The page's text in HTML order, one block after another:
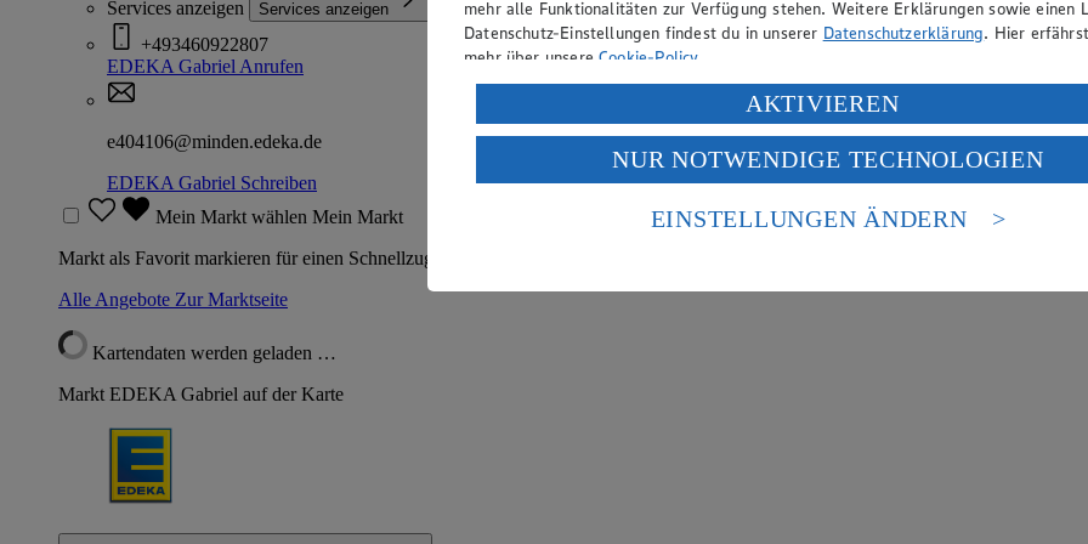
Services anzeigen Services anzeigen
+493460922807
EDEKA Gabriel Anrufen
e404106@minden.edeka.de
EDEKA Gabriel Schreiben
Mein Markt wählen Mein Markt
Markt als Favorit markieren für einen Schnellzugriff
Alle Angebote Zur Marktseite
Kartendaten werden geladen …
Markt EDEKA Gabriel auf der Karte
mehr alle Funktionalitäten zur Verfügung stehen. Weitere Erklärungen sowie einen
Datenschutz-Einstellungen findest du in unserer Datenschutzerklärung. Hier
mehr über unsereCookie-Policy.
Verarbeitung deiner personenbezogenen Daten in den USA durch Facebook und
Wenn du auf „Aktivieren“ klickst, willigst du im Sinne des Art. 49 Abs. 1 Satz 1 lit.
ein, dass deine Daten in den USA verarbeitet werden. Der EuGH sieht die USA als
einem nach europäischen Standards nicht angemessenen Datenschutzniveau an. Es
Risiko eines Zugriffs durch US-amerikanische Behörden.
AKTIVIEREN
NUR NOTWENDIGE TECHNOLOGIEN
EINSTELLUNGEN ÄNDERN